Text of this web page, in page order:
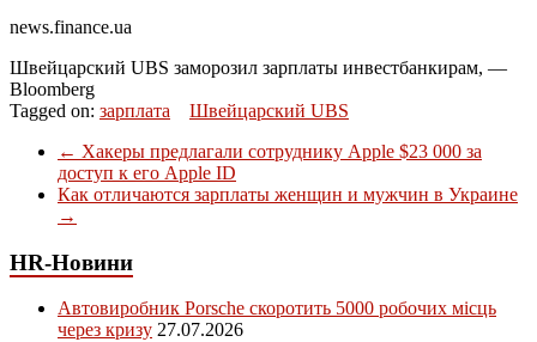
news.finance.ua
Швейцарский UBS заморозил зарплаты инвестбанкирам, —
Bloomberg
Tagged on: зарплата
Швейцарский UBS
← Хакеры предлагали сотруднику Apple $23 000 за
доступ к его Apple ID
Как отличаются зарплаты женщин и мужчин в Украине
→
HR-Новини
Автовиробник Porsche скоротить 5000 робочих місць
через кризу 27.07.2026